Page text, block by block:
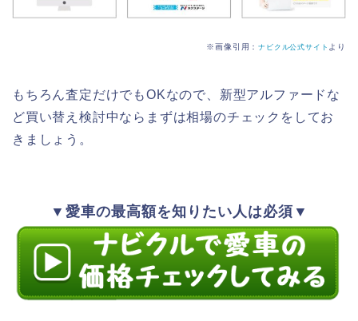
※画像引用：ナビクル公式サイト より
もちろん査定だけでもOKなので、新型アルファードな
ど買い替え検討中ならまずは相場のチェックをしてお
きましょう。
▼愛車の最高額を知りたい人は必須▼